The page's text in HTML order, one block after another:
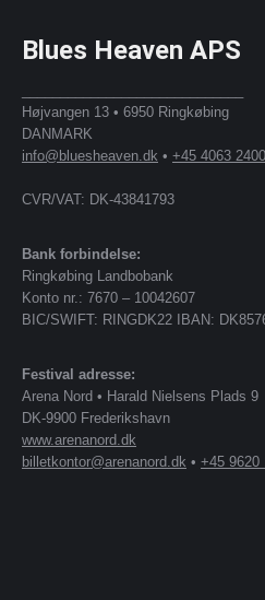
Blues Heaven APS
Højvangen 13 • 6950 Ringkøbing
DANMARK
info@bluesheaven.dk • +45 4063 2400
CVR/VAT: DK-43841793
Bank forbindelse:
Ringkøbing Landbobank
Konto nr.: 7670 – 10042607
BIC/SWIFT: RINGDK22 IBAN:
Festival adresse:
Arena Nord • Harald Nielsens Plads 9
DK-9900 Frederikshavn
www.arenanord.dk
billetkontor@arenanord.dk • +45 9620